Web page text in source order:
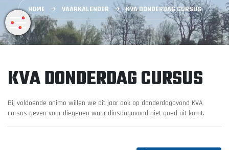
HOME VAARKALENDER KVA DONDERDAG CURSUS
KVA DONDERDAG CURSUS
Bij voldoende animo willen we dit jaar ook op donderdagavond KVA
cursus geven voor diegenen waar dinsdagavond niet goed uit komt.